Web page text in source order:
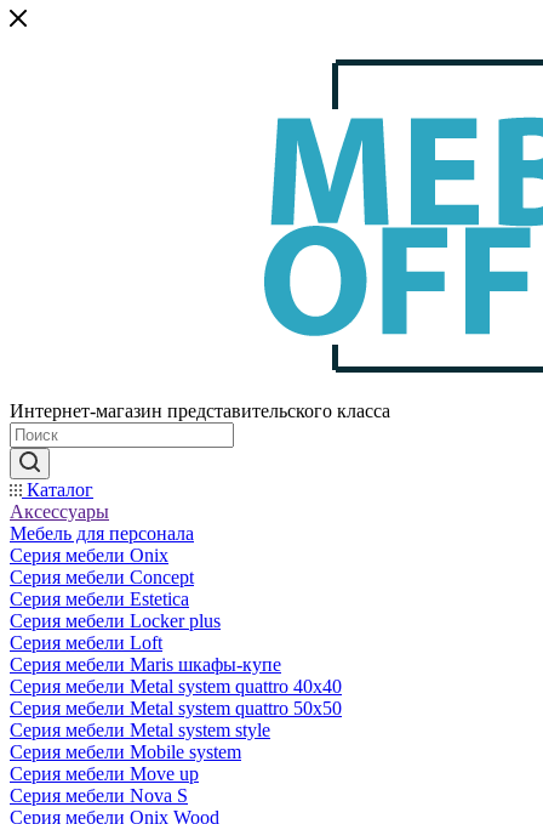
Интернет-магазин представительского класса
Каталог
Аксессуары
Мебель для персонала
Серия мебели Onix
Серия мебели Concept
Серия мебели Estetica
Серия мебели Locker plus
Серия мебели Loft
Серия мебели Maris шкафы-купе
Серия мебели Metal system quattro 40x40
Серия мебели Metal system quattro 50x50
Серия мебели Metal system style
Серия мебели Mobile system
Серия мебели Move up
Серия мебели Nova S
Серия мебели Onix Wood